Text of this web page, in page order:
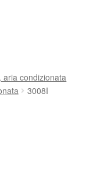
aria condizionata
3008I